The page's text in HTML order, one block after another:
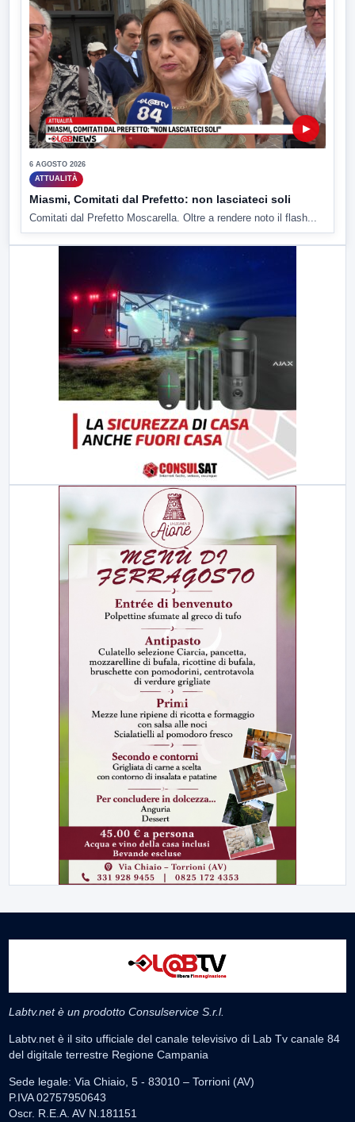
▶
6 AGOSTO 2026
ATTUALITÀ
Miasmi, Comitati dal Prefetto: non lasciateci soli
Comitati dal Prefetto Moscarella. Oltre a rendere noto il flash...
Labtv.net è un prodotto Consulservice S.r.l.
Labtv.net è il sito ufficiale del canale televisivo di Lab Tv canale 84
del digitale terrestre Regione Campania
Sede legale: Via Chiaio, 5 - 83010 – Torrioni (AV)
P.IVA 02757950643
Oscr. R.E.A. AV N.181151